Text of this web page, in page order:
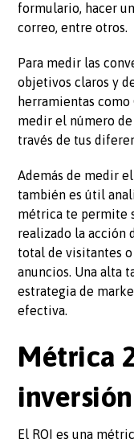
formulario, hacer
correo, entre otros.
Para medir las
objetivos claros y
herramientas
medir el número
través de tus
Además de medir
también es útil
métrica te permite
realizado la acción
total de visitantes
anuncios. Una alta
estrategia de
efectiva.
Métrica
El ROI es una